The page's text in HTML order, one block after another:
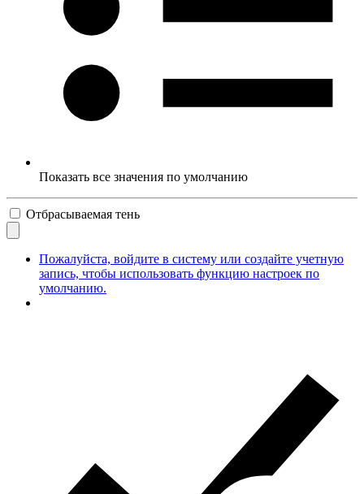
Показать все значения по умолчанию
Отбрасываемая тень
Пожалуйста, войдите в систему или создайте учетную
запись, чтобы использовать функцию настроек по
умолчанию.